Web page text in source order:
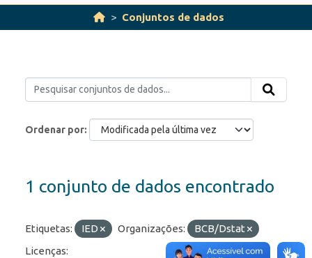
Conjuntos de dados
Ordenar por
1 conjunto de dados encontrado
Etiquetas: IED Organizações:
BCB/Dstat
Licenças: